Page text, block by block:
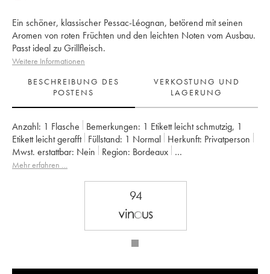
Ein schöner, klassischer Pessac-Léognan, betörend mit seinen
Aromen von roten Früchten und den leichten Noten vom Ausbau.
Passt ideal zu Grillfleisch.
Weitere Informationen
BESCHREIBUNG DES
POSTENS
VERKOSTUNG UND
LAGERUNG
Anzahl: 1 Flasche Bemerkungen: 1 Etikett leicht schmutzig, 1
Etikett leicht gerafft Füllstand: 1 Normal Herkunft:
privatperson
Mwst. erstattbar:
nein Region:
Bordeaux
Appellation: Pessac-Léognan
SC des Grandes Graves
Mehr erfahren …
94